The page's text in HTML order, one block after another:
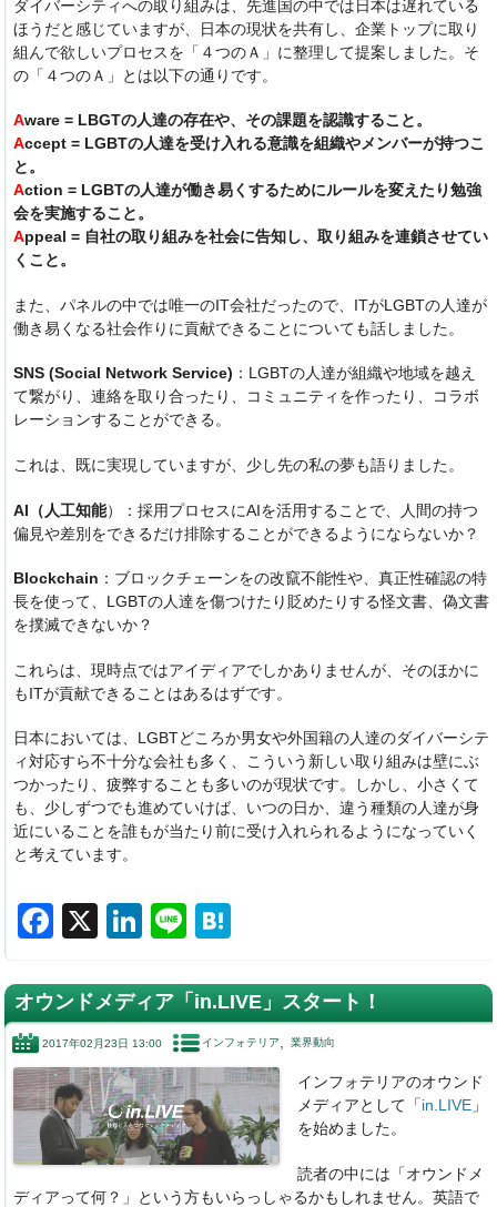
ダイバーシティへの取り組みは、先進国の中では日本は遅れている
ほうだと感じていますが、日本の現状を共有し、企業トップに取り
組んで欲しいプロセスを「４つのＡ」に整理して提案しました。そ
の「４つのＡ」とは以下の通りです。
Aware = LBGTの人達の存在や、その課題を認識すること。
Accept = LGBTの人達を受け入れる意識を組織やメンバーが持つこ
と。
Action = LGBTの人達が働き易くするためにルールを変えたり勉強
会を実施すること。
Appeal = 自社の取り組みを社会に告知し、取り組みを連鎖させてい
くこと。
また、パネルの中では唯一のIT会社だったので、ITがLGBTの人達が
働き易くなる社会作りに貢献できることについても話しました。
SNS (Social Network Service) ：LGBTの人達が組織や地域を越え
て繋がり、連絡を取り合ったり、コミュニティを作ったり、コラボ
レーションすることができる。
これは、既に実現していますが、少し先の私の夢も語りました。
AI（人工知能）：採用プロセスにAIを活用することで、人間の持つ
偏見や差別をできるだけ排除することができるようにならないか？
Blockchain ：ブロックチェーンをの改竄不能性や、真正性確認の特
長を使って、LGBTの人達を傷つけたり貶めたりする怪文書、偽文書
を撲滅できないか？
これらは、現時点ではアイディアでしかありませんが、そのほかに
もITが貢献できることはあるはずです。
日本においては、 LGBTどころか男女や外国籍の人達のダイバーシテ
ィ対応すら不十分な会社も多く、 こういう新しい取り組みは壁にぶ
つかったり、疲弊することも多いのが現状です。しかし、小さくて
も、 少しずつでも進めていけば、いつの日か、違う種類の人達が身
近にいることを誰もが当たり前に受け入れられるようになっていく
と考えています。
F
c
e
b
o
o
k
X
Li
k
e
dI
n
Li
e
e
n
a
オウンドメディア「in.LIVE」スタート！
2017年02月23日 13:00 インフォテリア 業界動向
インフォテリアのオウンド
メディアとして「in.LIVE 」
を始めました。
読者の中には「オウンドメ
ディアって何？」という方もいらっしゃるかもしれません。英語で